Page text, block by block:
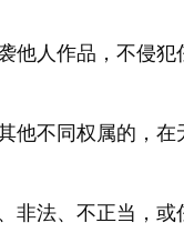
人作品，不侵犯
不同权属的，
法、不正当，